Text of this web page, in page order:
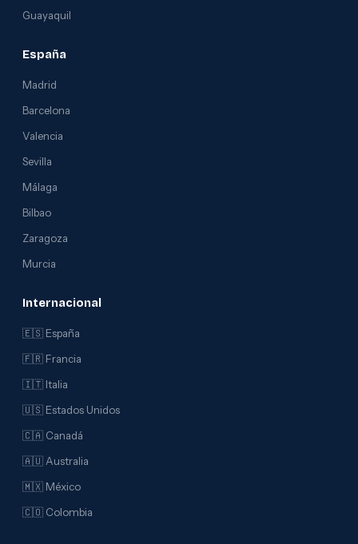
Guayaquil
España
Madrid
Barcelona
Valencia
Sevilla
Málaga
Bilbao
Zaragoza
Murcia
Internacional
🇪🇸 España
🇫🇷 Francia
🇮🇹 Italia
🇺🇸 Estados Unidos
🇨🇦 Canadá
🇦🇺 Australia
🇲🇽 México
🇨🇴 Colombia